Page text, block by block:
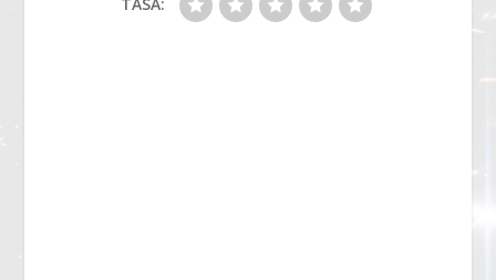
TASA: